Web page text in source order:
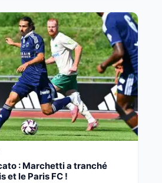
: Marchetti a tranché
et le Paris FC !